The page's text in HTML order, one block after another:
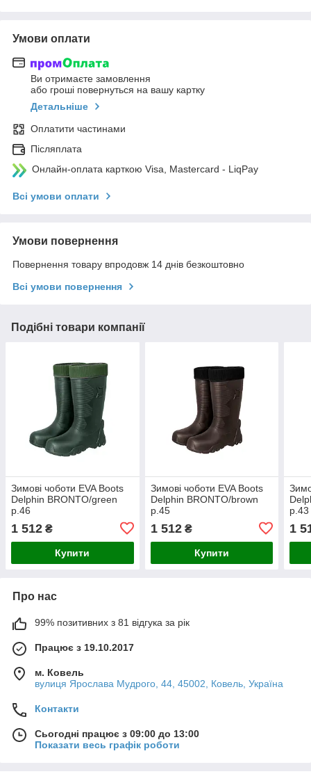
Умови оплати
Ви отримаєте замовлення
або гроші повернуться на вашу картку
Детальніше
Оплатити частинами
Післяплата
Онлайн-оплата карткою Visa, Mastercard - LiqPay
Всі умови оплати
Умови повернення
Повернення товару впродовж 14 днів безкоштовно
Всі умови повернення
Подібні товари компанії
Зимові чоботи EVA Boots
Delphin BRONTO/green
р.46
1 512 ₴
Купити
Зимові чоботи EVA Boots
Delphin BRONTO/brown
р.45
1 512₴
Купити
р.43
1
Про нас
99% позитивних з 81 відгука за рік
Працює з 19.10.2017
м. Ковель
вулиця Ярослава Мудрого, 44, 45002, Ковель, Україна
Контакти
Сьогодні працює з 09:00 до 13:00
Показати весь графік роботи